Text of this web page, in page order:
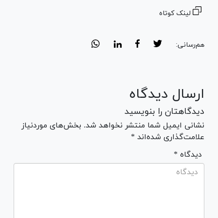
لینک کوتاه
هم‌رسانی:
ارسال دیدگاه
دیدگاهتان را بنویسید
نشانی ایمیل شما منتشر نخواهد شد. بخش‌های موردنیاز
علامت‌گذاری شده‌اند *
* دیدگاه